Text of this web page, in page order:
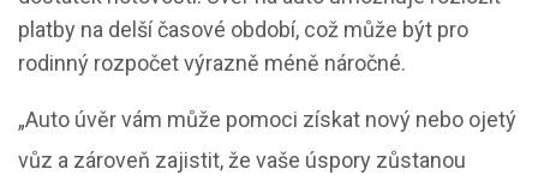
platby na delší časové období, což může být pro
rodinný rozpočet výrazně méně náročné.
„Auto úvěr vám může pomoci získat nový nebo ojetý
vůz a zároveň zajistit, že vaše úspory zůstanou